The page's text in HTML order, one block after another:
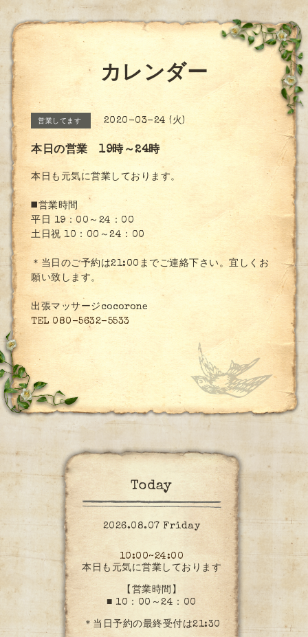
カレンダー
営業してます 2020-03-24 (火)
本日の営業 19時～24時
本日も元気に営業しております。
◼️営業時間
平日 19：00～24：00
土日祝 10：00～24：00
＊当日のご予約は21:00までご連絡下さい。宜しくお
願い致します。
出張マッサージcocorone
TEL 080-5632-5533
Today
2026.08.07 Friday
10:00~24:00
本日も元気に営業しております
【営業時間】
■ 10：00～24：00
＊当日予約の最終受付は21:30